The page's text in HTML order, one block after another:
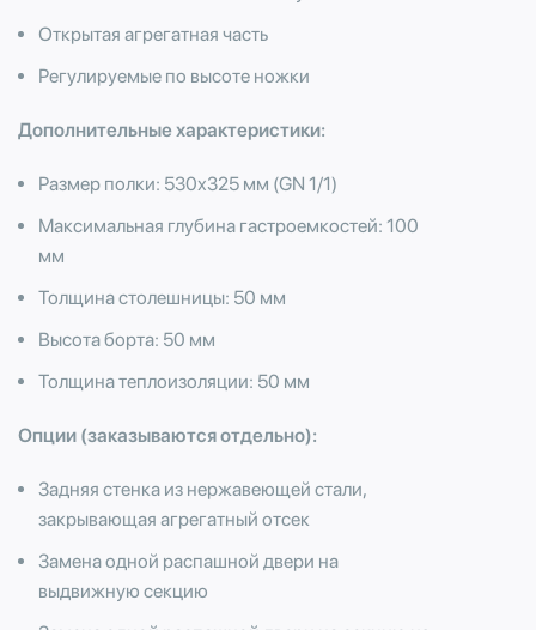
Открытая агрегатная часть
Регулируемые по высоте ножки
Дополнительные характеристики:
Размер полки: 530х325 мм (GN 1/1)
Максимальная глубина гастроемкостей: 100
мм
Толщина столешницы: 50 мм
Высота борта: 50 мм
Толщина теплоизоляции: 50 мм
Опции (заказываются отдельно):
Задняя стенка из нержавеющей стали,
закрывающая агрегатный отсек
Замена одной распашной двери на
выдвижную секцию